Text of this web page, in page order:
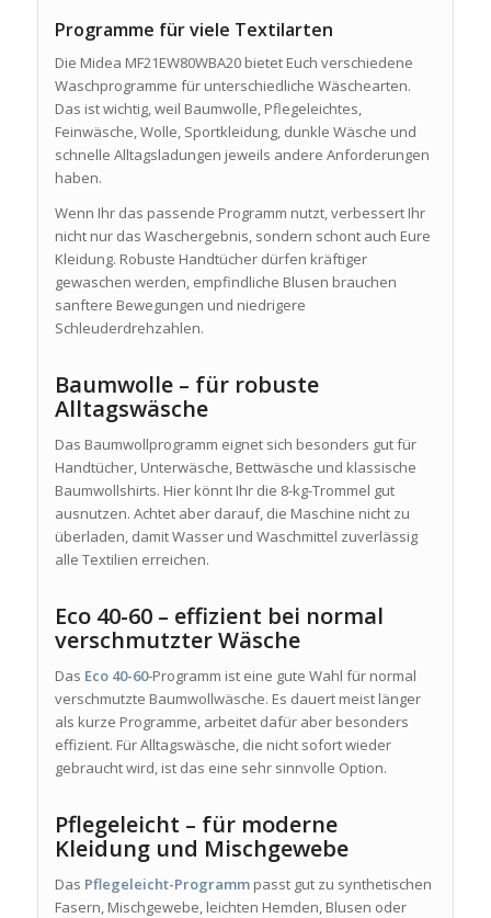
Programme für viele Textilarten
Die Midea MF21EW80WBA20 bietet Euch verschiedene
Waschprogramme für unterschiedliche Wäschearten.
Das ist wichtig, weil Baumwolle, Pflegeleichtes,
Feinwäsche, Wolle, Sportkleidung, dunkle Wäsche und
schnelle Alltagsladungen jeweils andere Anforderungen
haben.
Wenn Ihr das passende Programm nutzt, verbessert Ihr
nicht nur das Waschergebnis, sondern schont auch Eure
Kleidung. Robuste Handtücher dürfen kräftiger
gewaschen werden, empfindliche Blusen brauchen
sanftere Bewegungen und niedrigere
Schleuderdrehzahlen.
Baumwolle – für robuste
Alltagswäsche
Das Baumwollprogramm eignet sich besonders gut für
Handtücher, Unterwäsche, Bettwäsche und klassische
Baumwollshirts. Hier könnt Ihr die 8-kg-Trommel gut
ausnutzen. Achtet aber darauf, die Maschine nicht zu
überladen, damit Wasser und Waschmittel zuverlässig
alle Textilien erreichen.
Eco 40-60 – effizient bei normal
verschmutzter Wäsche
Das Eco 40-60-Programm ist eine gute Wahl für normal
verschmutzte Baumwollwäsche. Es dauert meist länger
als kurze Programme, arbeitet dafür aber besonders
effizient. Für Alltagswäsche, die nicht sofort wieder
gebraucht wird, ist das eine sehr sinnvolle Option.
Pflegeleicht – für moderne
Kleidung und Mischgewebe
Das Pflegeleicht-Programmpasst gut zu synthetischen
Fasern, Mischgewebe, leichten Hemden, Blusen oder